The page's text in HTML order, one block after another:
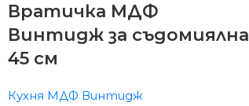
Вратичка МДФ
Винтидж за съдомиялна
45 см
Кухня МДФ Винтидж